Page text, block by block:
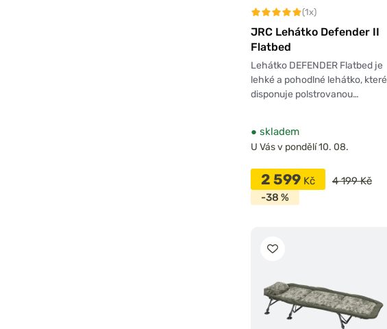
(1x)
JRC Lehátko Defender II
Flatbed
Lehátko DEFENDER Flatbed je
lehké a pohodlné lehátko, které
disponuje polstrovanou…
● skladem
U Vás v pondělí 10. 08.
2 599 Kč
4 199 Kč
-38 %